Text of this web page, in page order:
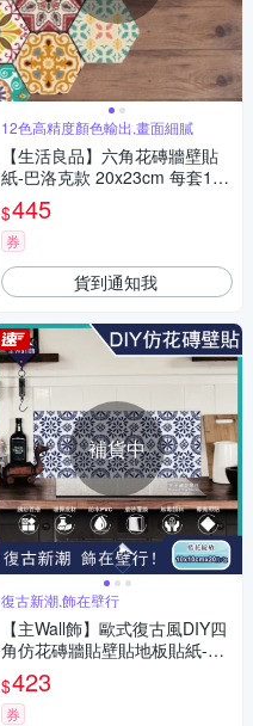
12色高精度顏色輸出,畫面細膩
【生活良品】六角花磚牆壁貼
紙-巴洛克款 20x23cm 每套10
片(防水即撕即貼)
$445
券
貨到通知我
補貨中
復古新潮,飾在壁行
【主Wall飾】歐式復古風DIY四
角仿花磚牆貼壁貼地板貼紙-藍
花綻放款(10x10cm每套20片
防水即撕即貼)
$423
券